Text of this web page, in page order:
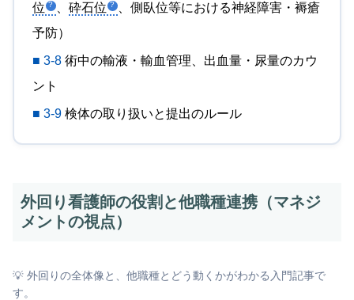
位
、 砕石位
、側臥位等における神経障害・褥瘡
予防）
■ 3-8術中の輸液・輸血管理、出血量・尿量のカウ
ント
■ 3-9検体の取り扱いと提出のルール
外回り看護師の役割と他職種連携（マネジ
メントの視点）
💡 外回りの全体像と、他職種とどう動くかがわかる入門記事で
す。